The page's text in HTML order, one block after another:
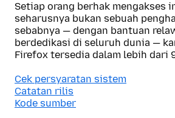
Setiap orang berhak mengakses
seharusnya bukan sebuah
sebabnya — dengan bantuan
berdedikasi di seluruh dunia —
Firefox tersedia dalam lebih dari
Cek persyaratan sistem
Catatan rilis
Kode sumber